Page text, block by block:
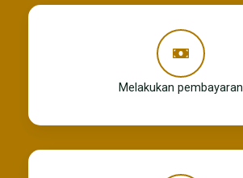
Melakukan pembayaran